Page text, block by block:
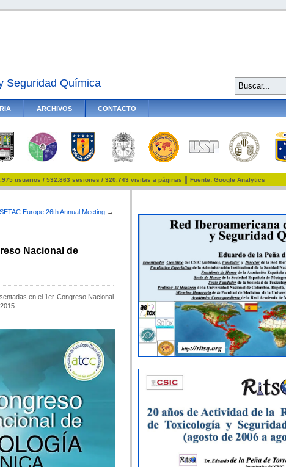
Seguridad Química
ARCHIVOS CONTACTO
usuarios / 532.863 sesiones / 320.743 visitas a páginas ║ Fuente: Google Analytics
SETAC Europe 26th Annual Meeting →
Nacional de
en el 1er Congreso Nacional